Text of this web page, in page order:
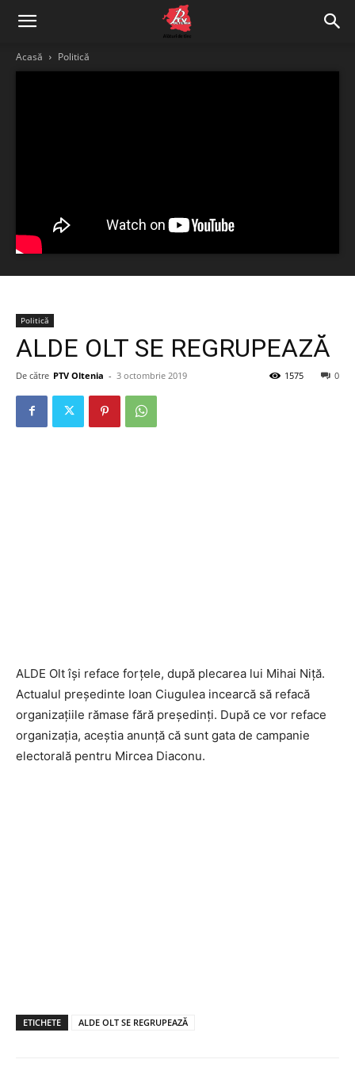
Acasă Politică
Politică
ALDE OLT SE REGRUPEAZĂ
De către PTV Oltenia - 3 octombrie 2019 0
1575
ALDE Olt își reface forțele, după plecarea lui Mihai Niță.
Actualul președinte Ioan Ciugulea incearcă să refacă
organizațiile rămase fără președinți. După ce vor reface
organizația, aceștia anunță că sunt gata de campanie
electorală pentru Mircea Diaconu.
ETICHETE ALDE OLT SE REGRUPEAZĂ